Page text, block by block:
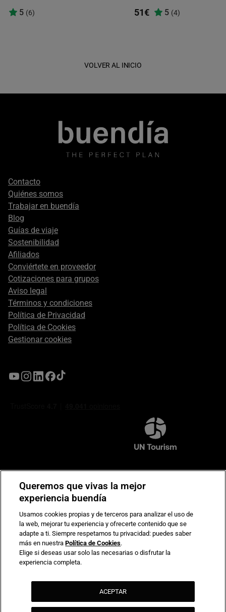
5 (6) 51€ 5 (4)
VOLVER AL INICIO
Footer
secondary
Contacto
Quiénes somos
Trabajar en buendía
Blog
Guías de viaje
Sostenibilidad
Afiliados
Conviértete en proveedor
Cotizaciones para grupos
Aviso legal
Términos y condiciones
Política de Privacidad
Política de Cookies
Gestionar cookies
Compromiso de seguridad en pagos electrónicos
Queremos que vivas la mejor
experiencia buendía
Usamos cookies propias y de terceros para analizar el uso de
la web, mejorar tu experiencia y ofrecerte contenido que se
adapte a ti. Siempre respetamos tu privacidad: puedes saber
más en nuestraPolítica de Cookies.
Elige si deseas usar solo las necesarias o disfrutar la
experiencia completa.
ACEPTAR